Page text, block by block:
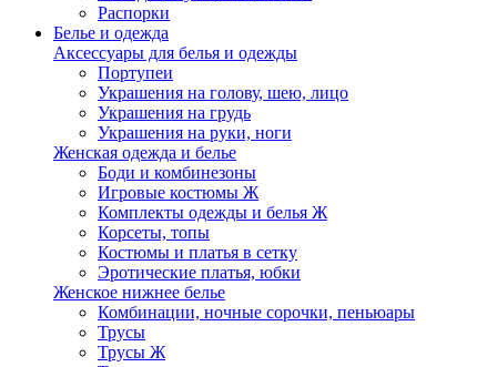
Распорки
Белье и одежда
Аксессуары для белья и одежды
Портупеи
Украшения на голову, шею, лицо
Украшения на грудь
Украшения на руки, ноги
Женская одежда и белье
Боди и комбинезоны
Игровые костюмы Ж
Комплекты одежды и белья Ж
Корсеты, топы
Костюмы и платья в сетку
Эротические платья, юбки
Женское нижнее белье
Комбинации, ночные сорочки, пеньюары
Трусы
Трусы Ж